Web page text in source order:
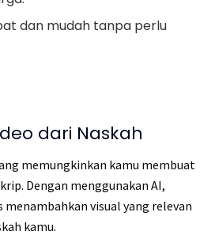
dan mudah tanpa perlu
dari Naskah
memungkinkan kamu membuat
Dengan menggunakan AI,
visual yang relevan
kamu.